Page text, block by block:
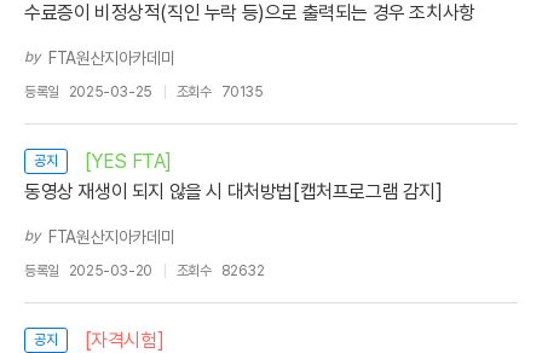
수료증이 비정상적(직인 누락 등)으로 출력되는 경우 조치사항
by FTA원산지아카데미
등록일 2025-03-25 조회수 70135
공지
[YES FTA]
동영상 재생이 되지 않을 시 대처방법[캡처프로그램 감지]
by FTA원산지아카데미
등록일 2025-03-20 조회수 82632
공지
[자격시험]